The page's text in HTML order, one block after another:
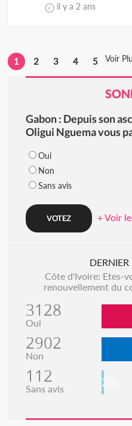
il y a 2 ans
1 2 3 4 5 Voir
Gabon : Depuis son
Oligui Nguema vous
Oui
Non
Sans avis
+ Voir
Côte d'Ivoire: Etes-
renouvellement du
3128
Oui
2902
Non
112
Sans avis 2%